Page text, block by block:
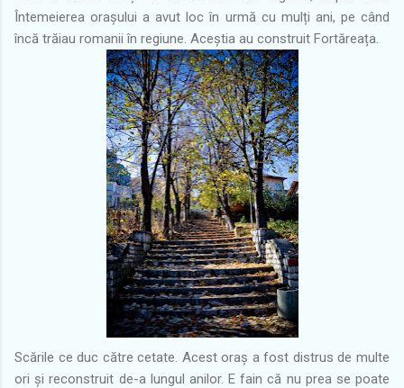
Întemeierea orașului a avut loc în urmă cu mulți ani, pe când
încă trăiau romanii în regiune. Aceștia au construit Fortăreața.
Scările ce duc către cetate. Acest oraș a fost distrus de multe
ori și reconstruit de-a lungul anilor. E fain că nu prea se poate